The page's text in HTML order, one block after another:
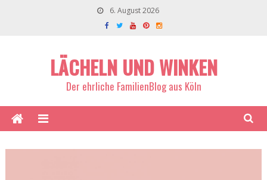
6. August 2026
LÄCHELN UND WINKEN
Der ehrliche FamilienBlog aus Köln